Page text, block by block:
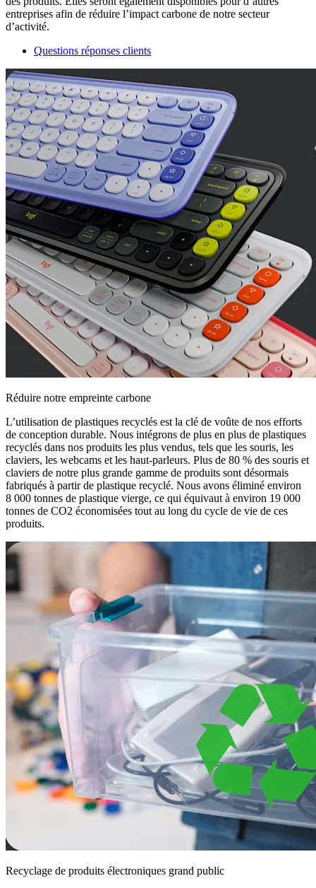
entreprises afin de réduire l’impact carbone de notre secteur
d’activité.
Questions réponses clients
Réduire notre empreinte carbone
L’utilisation de plastiques recyclés est la clé de voûte de nos efforts
de conception durable. Nous intégrons de plus en plus de plastiques
recyclés dans nos produits les plus vendus, tels que les souris, les
claviers, les webcams et les haut-parleurs. Plus de 80 % des souris et
claviers de notre plus grande gamme de produits sont désormais
fabriqués à partir de plastique recyclé. Nous avons éliminé environ
8 000 tonnes de plastique vierge, ce qui équivaut à environ 19 000
tonnes de CO2 économisées tout au long du cycle de vie de ces
produits.
Recyclage de produits électroniques grand public